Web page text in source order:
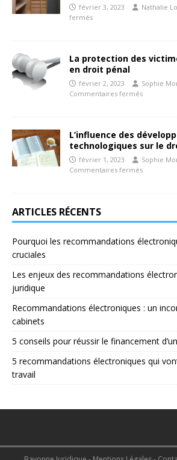
février 3, 2023 Nathalie
fermés
La protection des
en droit pénal
février 2, 2023
Sophie
Commentaires fermés
L’influence des
technologiques sur le
février 1, 2023
Sophie
Commentaires fermés
ARTICLES RÉCENTS
Pourquoi les recommandations
cruciales
Les enjeux des recommandations
juridique
Recommandations électroniques : un
cabinets
5 conseils pour réussir le financement
5 recommandations électroniques qui
travail